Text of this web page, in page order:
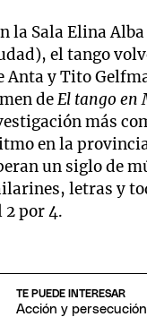
la Sala Elina
el tango
Anta y Tito
deEl tango en
más
en la
un siglo de
letras y
2 por 4.
TE PUEDE INTERESAR
Acción y